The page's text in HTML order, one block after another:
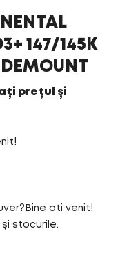
147/145K
DEMOUNT
prețul și
ați venit!
stocurile.